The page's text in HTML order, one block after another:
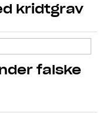
kridtgrav
falske